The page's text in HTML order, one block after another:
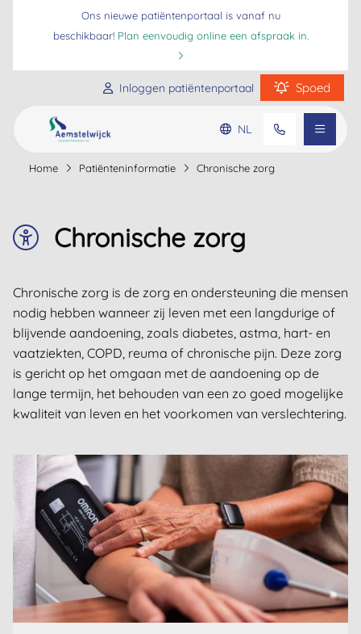
Ons nieuwe patiëntenportaal is vanaf nu
beschikbaar! Plan eenvoudig online een afspraak in.
Inloggen patiëntenportaal Spoed
Ga naar de hoofdinhoud
Ga naar de footer
Ga naar de toegankelijkheidsinstellingen
NL
Home Patiënteninformatie Chronische zorg
Chronische zorg
Chronische zorg is de zorg en ondersteuning die mensen
nodig hebben wanneer zij leven met een langdurige of
blijvende aandoening, zoals diabetes, astma, hart- en
vaatziekten, COPD, reuma of chronische pijn. Deze zorg
is gericht op het omgaan met de aandoening op de
lange termijn, het behouden van een zo goed mogelijke
kwaliteit van leven en het voorkomen van verslechtering.
Praktijkinformatie
Veelgestelde vragen